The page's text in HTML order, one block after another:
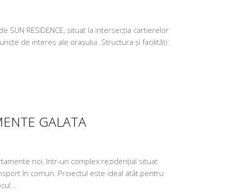
RESIDENCE, situat la intersecția cartierelor
de interes ale orașului. Structura și facilități:
GALATA
noi, într-un complex rezidențial situat
în comun. Proiectul este ideal atât pentru